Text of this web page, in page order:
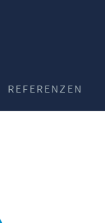
REFERENZEN